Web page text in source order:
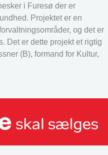
i Furesø der er
Projektet er en
og det er
Det er dette projekt et rigtig
(B), formand for Kultur,